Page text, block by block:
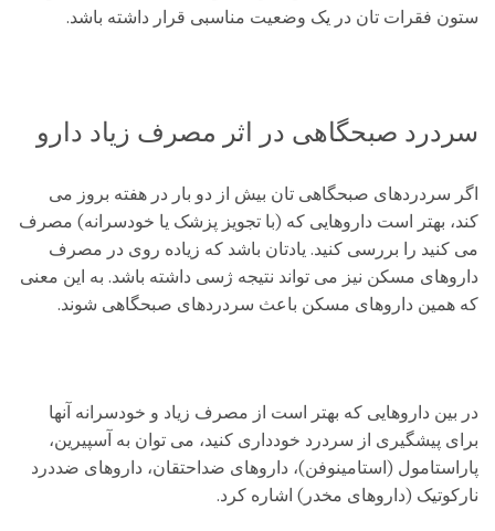
ستون فقرات تان در یک وضعیت مناسبی قرار داشته باشد.
سردرد صبحگاهی در اثر مصرف زیاد دارو
اگر سردردهای صبحگاهی تان بیش از دو بار در هفته بروز می
کند، بهتر است داروهایی که (با تجویز پزشک یا خودسرانه) مصرف
می کنید را بررسی کنید. یادتان باشد که زیاده روی در مصرف
داروهای مسکن نیز می تواند نتیجه ژسی داشته باشد. به این معنی
که همین داروهای مسکن باعث سردردهای صبحگاهی شوند.
در بین داروهایی که بهتر است از مصرف زیاد و خودسرانه آنها
برای پیشگیری از سردرد خودداری کنید، می توان به آسپیرین،
پاراستامول (استامینوفن)، داروهای ضداحتقان، داروهای ضددرد
نارکوتیک (داروهای مخدر) اشاره کرد.